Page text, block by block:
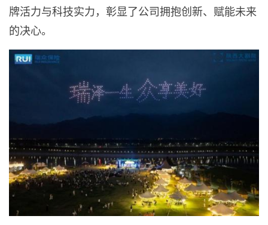
牌活力与科技实力，彰显了公司拥抱创新、赋能未来
的决心。